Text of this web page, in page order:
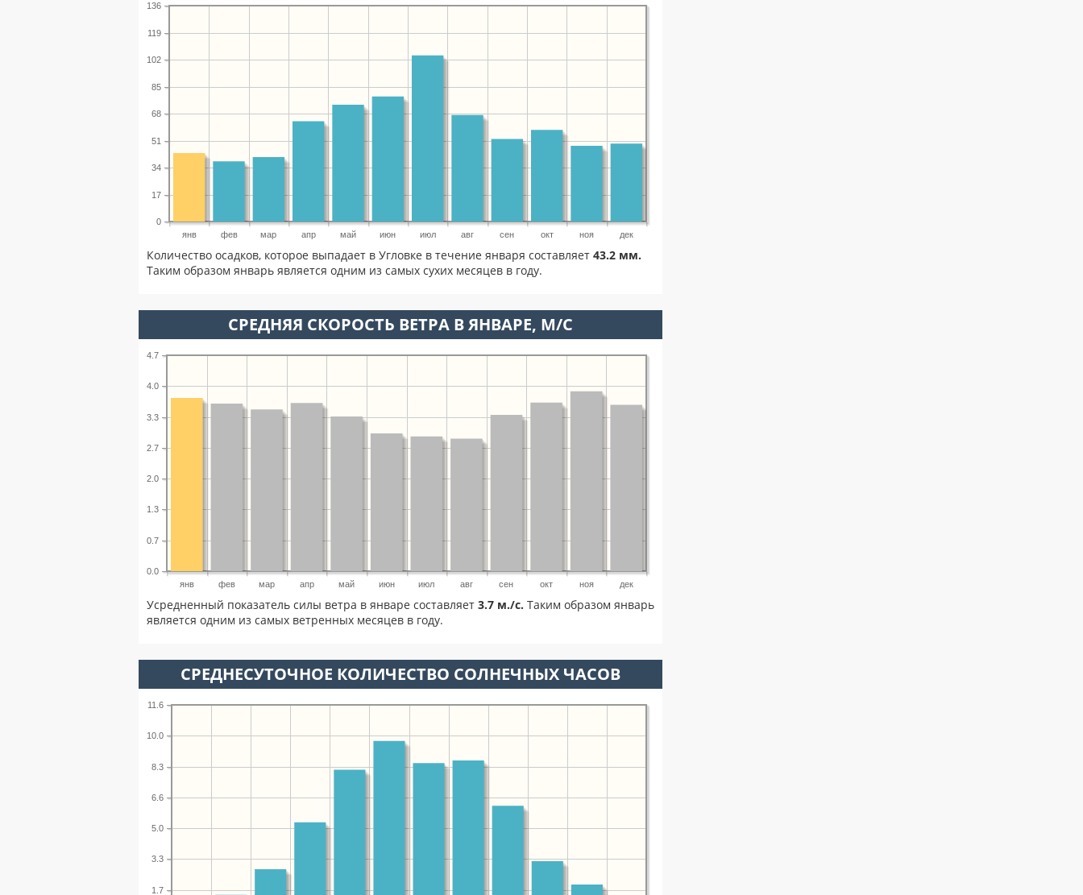
янв фев мар апр май июн июл авг сен окт ноя дек
0
17
34
51
68
85
102
119
136
Количество осадков, которое выпадает в Угловке в течение января составляет 43.2 мм.
Таким образом январь является одним из самых сухих месяцев в году.
СРЕДНЯЯ СКОРОСТЬ ВЕТРА В ЯНВАРЕ, М/С
янв фев мар апр май июн июл авг сен окт ноя дек
0.0
0.7
1.3
2.0
2.7
3.3
4.0
4.7
Усредненный показатель силы ветра в январе составляет 3.7 м./с. Таким образом январь
является одним из самых ветренных месяцев в году.
СРЕДНЕСУТОЧНОЕ КОЛИЧЕСТВО СОЛНЕЧНЫХ ЧАСОВ
1.7
3.3
5.0
6.6
8.3
10.0
11.6